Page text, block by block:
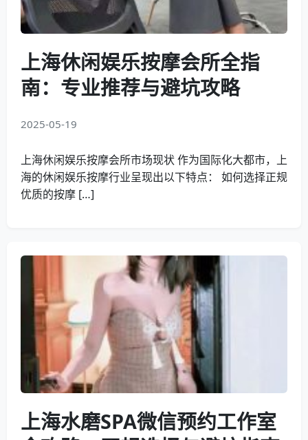
上海休闲娱乐按摩会所全指
南：专业推荐与避坑攻略
2025-05-19
上海休闲娱乐按摩会所市场现状 作为国际化大都市，上
海的休闲娱乐按摩行业呈现出以下特点： 如何选择正规
优质的按摩 […]
上海水磨SPA微信预约工作室